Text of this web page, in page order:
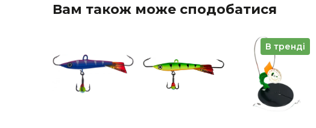
Вам також може сподобатися
В тренді